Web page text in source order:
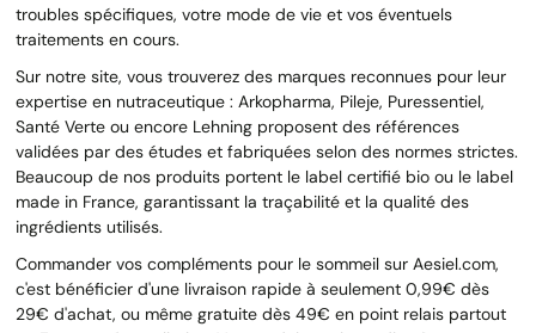
troubles spécifiques, votre mode de vie et vos éventuels
traitements en cours.
Sur notre site, vous trouverez des marques reconnues pour leur
expertise en nutraceutique : Arkopharma, Pileje, Puressentiel,
Santé Verte ou encore Lehning proposent des références
validées par des études et fabriquées selon des normes strictes.
Beaucoup de nos produits portent le label certifié bio ou le label
made in France, garantissant la traçabilité et la qualité des
ingrédients utilisés.
Commander vos compléments pour le sommeil sur Aesiel.com,
c'est bénéficier d'une livraison rapide à seulement 0,99€ dès
29€ d'achat, ou même gratuite dès 49€ en point relais partout